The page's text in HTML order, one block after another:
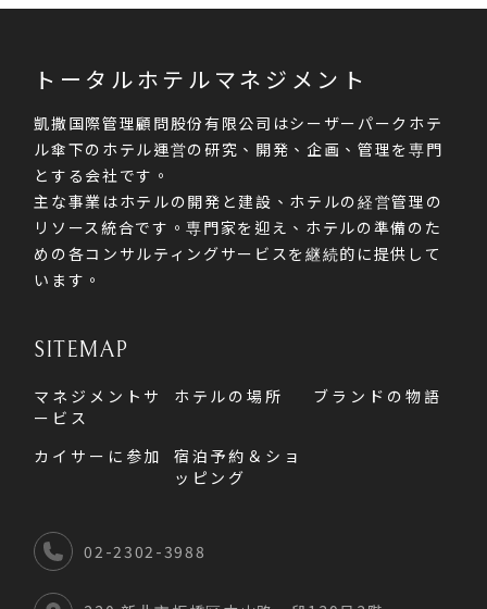
ーの「Cham cafe」では、軽食とドリンクを
の旅のエネルギーの源となっています。
トータルホテルマネジメント
凱撒国際管理顧問股份有限公司はシーザーパークホテ
ル傘下のホテル運営の研究、開発、企画、管理を専門
とする会社です。
主な事業はホテルの開発と建設、ホテルの経営管理の
リソース統合です。専門家を迎え、ホテルの準備のた
めの各コンサルティングサービスを継続的に提供して
います。
SITEMAP
マネジメントサ
ービス
ホテルの場所 ブランドの物語
カイサーに参加
宿泊予約＆ショ
ッピング
02-2302-3988